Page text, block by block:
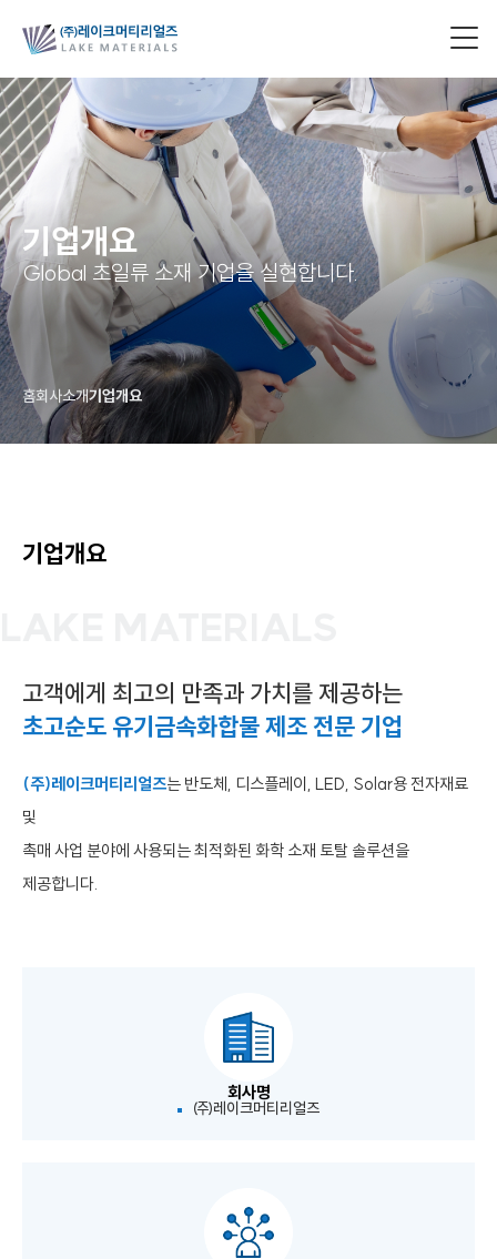
기업개요
Global 초일류 소재 기업을 실현합니다.
홈회사소개기업개요
기업개요
고객에게 최고의 만족과 가치를 제공하는
초고순도 유기금속화합물 제조 전문 기업
(주)레이크머티리얼즈는 반도체, 디스플레이, LED, Solar용 전자재료
및
촉매 사업 분야에 사용되는 최적화된 화학 소재 토탈 솔루션을
제공합니다.
회사명
㈜레이크머티리얼즈